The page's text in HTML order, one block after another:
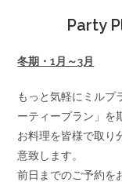
Party
冬期・1月～3月
もっと気軽にミルプ
ーティープラン」を
お料理を皆様で取り
意致します。
前日までのご予約を